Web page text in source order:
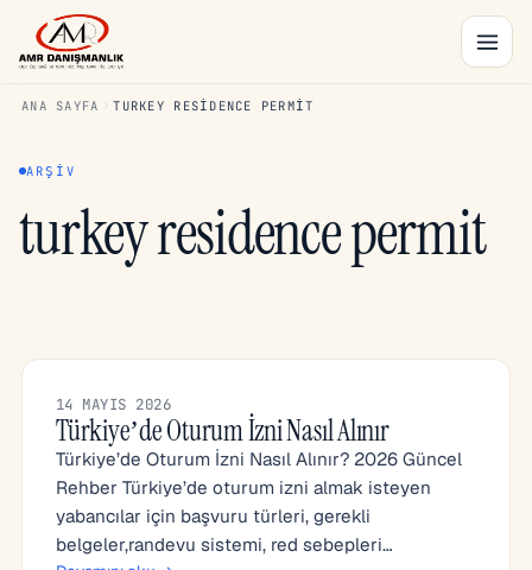
ANA SAYFA TURKEY RESIDENCE PERMIT
ARŞIV
turkey residence permit
14 MAYIS 2026
Türkiye’de Oturum İzni Nasıl Alınır
Türkiye’de Oturum İzni Nasıl Alınır? 2026 Güncel
Rehber Türkiye’de oturum izni almak isteyen
yabancılar için başvuru türleri, gerekli
belgeler,randevu sistemi, red sebepleri…